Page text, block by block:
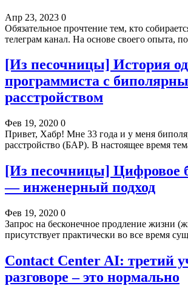
Апр 23, 2023 0
Обязательное прочтение тем, кто
телеграм канал. На основе своего опыта,
[Из песочницы] История
программиста с
расстройством
Фев 19, 2020 0
Привет, Хабр! Мне 33 года и у меня
расстройство (БАР). В настоящее время
[Из песочницы] Цифровое
— инженерный подход
Фев 19, 2020 0
Запрос на бесконечное продление жизни
присутствует практически во все время
Contact Center AI: третий
разговоре – это нормально